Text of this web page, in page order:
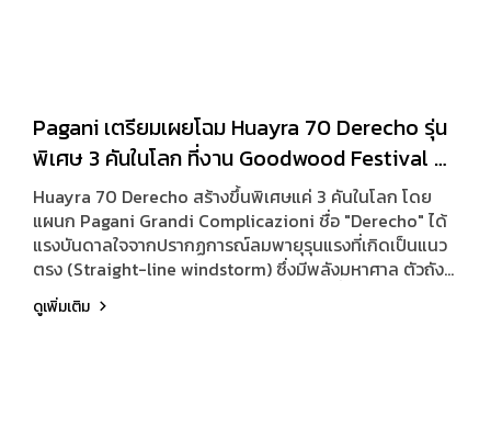
Pagani เตรียมเผยโฉม Huayra 70 Derecho รุ่น
พิเศษ 3 คันในโลก ที่งาน Goodwood Festival of
Speed 2026
Huayra 70 Derecho สร้างขึ้นพิเศษแค่ 3 คันในโลก โดย
แผนก Pagani Grandi Complicazioni ชื่อ "Derecho" ได้
แรงบันดาลใจจากปรากฏการณ์ลมพายุรุนแรงที่เกิดเป็นแนว
ตรง (Straight-line windstorm) ซึ่งมีพลังมหาศาล ตัวถัง
ภายนอกมาในสีส้ม Pearl Orange ตัดกับสีน้ำเงิน Inky Blue
ตัวถังทั้งหมดเป็นงานคาร์บอนไฟเบอร์เปลือยลายก้างปลา
ดูเพิ่มเติม